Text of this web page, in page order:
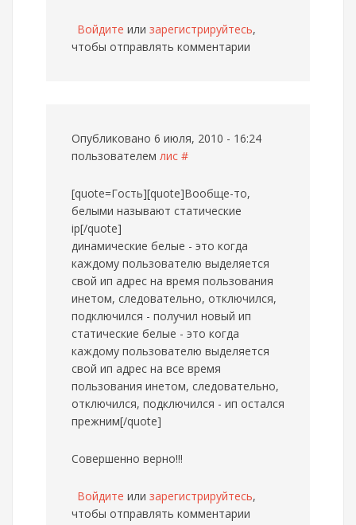
Войдите или зарегистрируйтесь,
чтобы отправлять комментарии
Опубликовано 6 июля, 2010 - 16:24
пользователем лис #
[quote=Гость][quote]Вообще-то,
белыми называют статические
ip[/quote]
динамические белые - это когда
каждому пользователю выделяется
свой ип адрес на время пользования
инетом, следовательно, отключился,
подключился - получил новый ип
статические белые - это когда
каждому пользователю выделяется
свой ип адрес на все время
пользования инетом, следовательно,
отключился, подключился - ип остался
прежним[/quote]
Совершенно верно!!!
Войдите или зарегистрируйтесь,
чтобы отправлять комментарии